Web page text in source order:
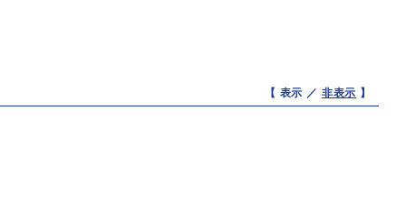
【 表示 ／ 非表示 】